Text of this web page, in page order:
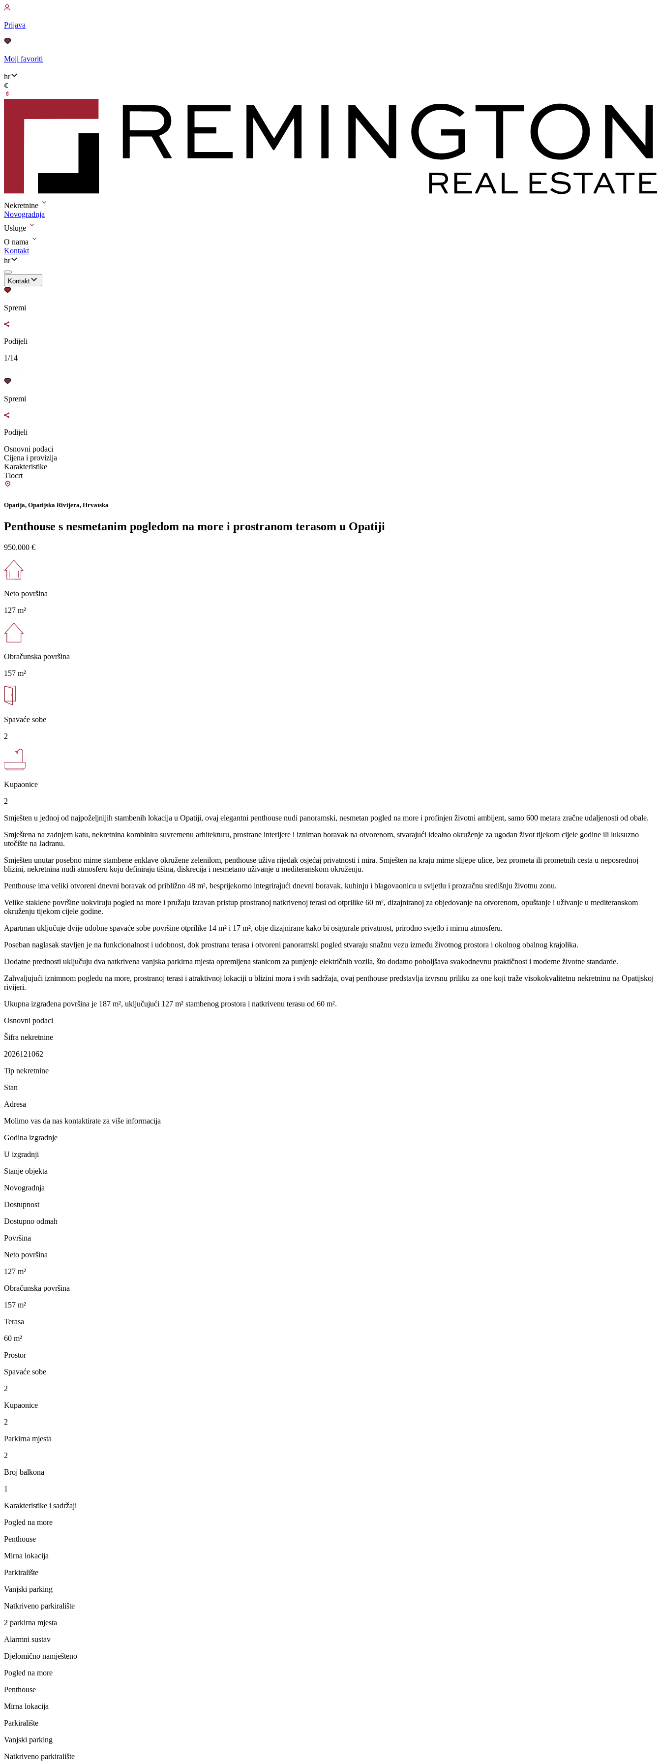
Prijava
Moji favoriti
hr
Nekretnine
Novogradnja
Usluge
O nama
Kontakt
hr
Kontakt
Spremi
Podijeli
1/14
Spremi
Podijeli
Osnovni podaci
Cijena i provizija
Karakteristike
Tlocrt
Opatija, Opatijska Rivijera, Hrvatska
Penthouse s nesmetanim pogledom na more i prostranom terasom u Opatiji
950.000 €
Neto površina
127 m²
Obračunska površina
157 m²
Spavaće sobe
2
Kupaonice
2
Smješten u jednoj od najpoželjnijih stambenih lokacija u Opatiji, ovaj elegantni penthouse nudi panoramski, nesmetan pogled na more i profinjen životni ambijent, samo 600 metara zračne udaljenosti od obale.
Smještena na zadnjem katu, nekretnina kombinira suvremenu arhitekturu, prostrane interijere i izniman boravak na otvorenom, stvarajući idealno okruženje za ugodan život tijekom cijele godine ili luksuzno
utočište na Jadranu.
Smješten unutar posebno mirne stambene enklave okružene zelenilom, penthouse uživa rijedak osjećaj privatnosti i mira. Smješten na kraju mirne slijepe ulice, bez prometa ili prometnih cesta u neposrednoj
blizini, nekretnina nudi atmosferu koju definiraju tišina, diskrecija i nesmetano uživanje u mediteranskom okruženju.
Penthouse ima veliki otvoreni dnevni boravak od približno 48 m², besprijekorno integrirajući dnevni boravak, kuhinju i blagovaonicu u svijetlu i prozračnu središnju životnu zonu.
Velike staklene površine uokviruju pogled na more i pružaju izravan pristup prostranoj natkrivenoj terasi od otprilike 60 m², dizajniranoj za objedovanje na otvorenom, opuštanje i uživanje u mediteranskom
okruženju tijekom cijele godine.
Apartman uključuje dvije udobne spavaće sobe površine otprilike 14 m² i 17 m², obje dizajnirane kako bi osigurale privatnost, prirodno svjetlo i mirnu atmosferu.
Poseban naglasak stavljen je na funkcionalnost i udobnost, dok prostrana terasa i otvoreni panoramski pogled stvaraju snažnu vezu između životnog prostora i okolnog obalnog krajolika.
Dodatne prednosti uključuju dva natkrivena vanjska parkirna mjesta opremljena stanicom za punjenje električnih vozila, što dodatno poboljšava svakodnevnu praktičnost i moderne životne standarde.
Zahvaljujući iznimnom pogledu na more, prostranoj terasi i atraktivnoj lokaciji u blizini mora i svih sadržaja, ovaj penthouse predstavlja izvrsnu priliku za one koji traže visokokvalitetnu nekretninu na Opatijskoj
rivijeri.
Ukupna izgrađena površina je 187 m², uključujući 127 m² stambenog prostora i natkrivenu terasu od 60 m².
Osnovni podaci
Šifra nekretnine
2026121062
Tip nekretnine
Stan
Adresa
Molimo vas da nas kontaktirate za više informacija
Godina izgradnje
U izgradnji
Stanje objekta
Novogradnja
Dostupnost
Dostupno odmah
Površina
Neto površina
127 m²
Obračunska površina
157 m²
Terasa
60 m²
Prostor
Spavaće sobe
2
Kupaonice
2
Parkirna mjesta
2
Broj balkona
1
Karakteristike i sadržaji
Pogled na more
Penthouse
Mirna lokacija
Parkiralište
Vanjski parking
Natkriveno parkiralište
2 parkirna mjesta
Alarmni sustav
Djelomično namješteno
Pogled na more
Penthouse
Mirna lokacija
Parkiralište
Vanjski parking
Natkriveno parkiralište